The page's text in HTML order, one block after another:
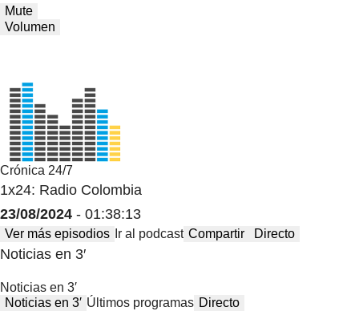
Mute
Volumen
Crónica 24/7
1x24: Radio Colombia
23/08/2024 - 01:38:13
Ver más episodios Ir al podcast Compartir Directo
Noticias en 3′
Noticias en 3′
Noticias en 3′ Últimos programas Directo